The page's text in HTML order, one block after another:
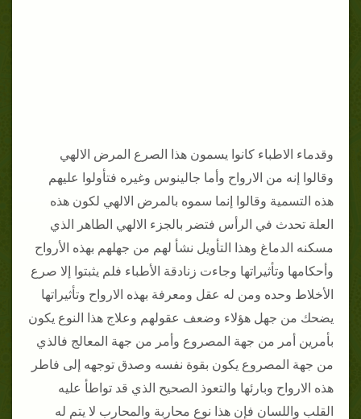
وقدماء الاطباء كانوا يسمون هذا الصرع المرض الالهي
وقالوا إنه من الارواح وأما جالينوس وغيره فتأولوا عليهم
هذه التسمية وقالوا إنما سموه بالمرض الالهي لكون هذه
العلة تحدث في الرأس فتضر بالجزء الالهي الطاهر الذي
مسكنه الدماغ وهذا التأويل نشأ لهم من جهلهم بهذه الأرواح
وأحكامها وتأثيراتها وجاءت زنادقة الأطباء فلم يثبتوا إلا صرع
الأخلاط وحده ومن له عقل ومعرفة بهذه الارواح وتأثيراتها
يضحك من جهل هؤلاء وضعف عقولهم وعلاج هذا النوع يكون
بأمرين أمر من جهة المصروع وأمر من جهة المعالج فالذي
من جهة المصروع يكون بقوة نفسه وصدق توجهه إلى فاطر
هذه الارواح وبارئها والتعوذ الصحيح الذي قد تواطأ عليه
القلب واللسان فإن هذا نوع محاربة والمحارب لا يتم له